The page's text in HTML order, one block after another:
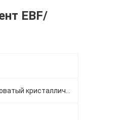
EBF/